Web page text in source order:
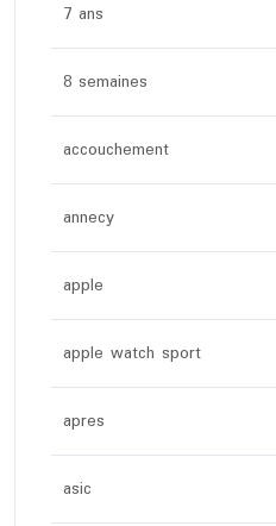
7 ans
8 semaines
accouchement
annecy
apple
apple watch sport
apres
asic